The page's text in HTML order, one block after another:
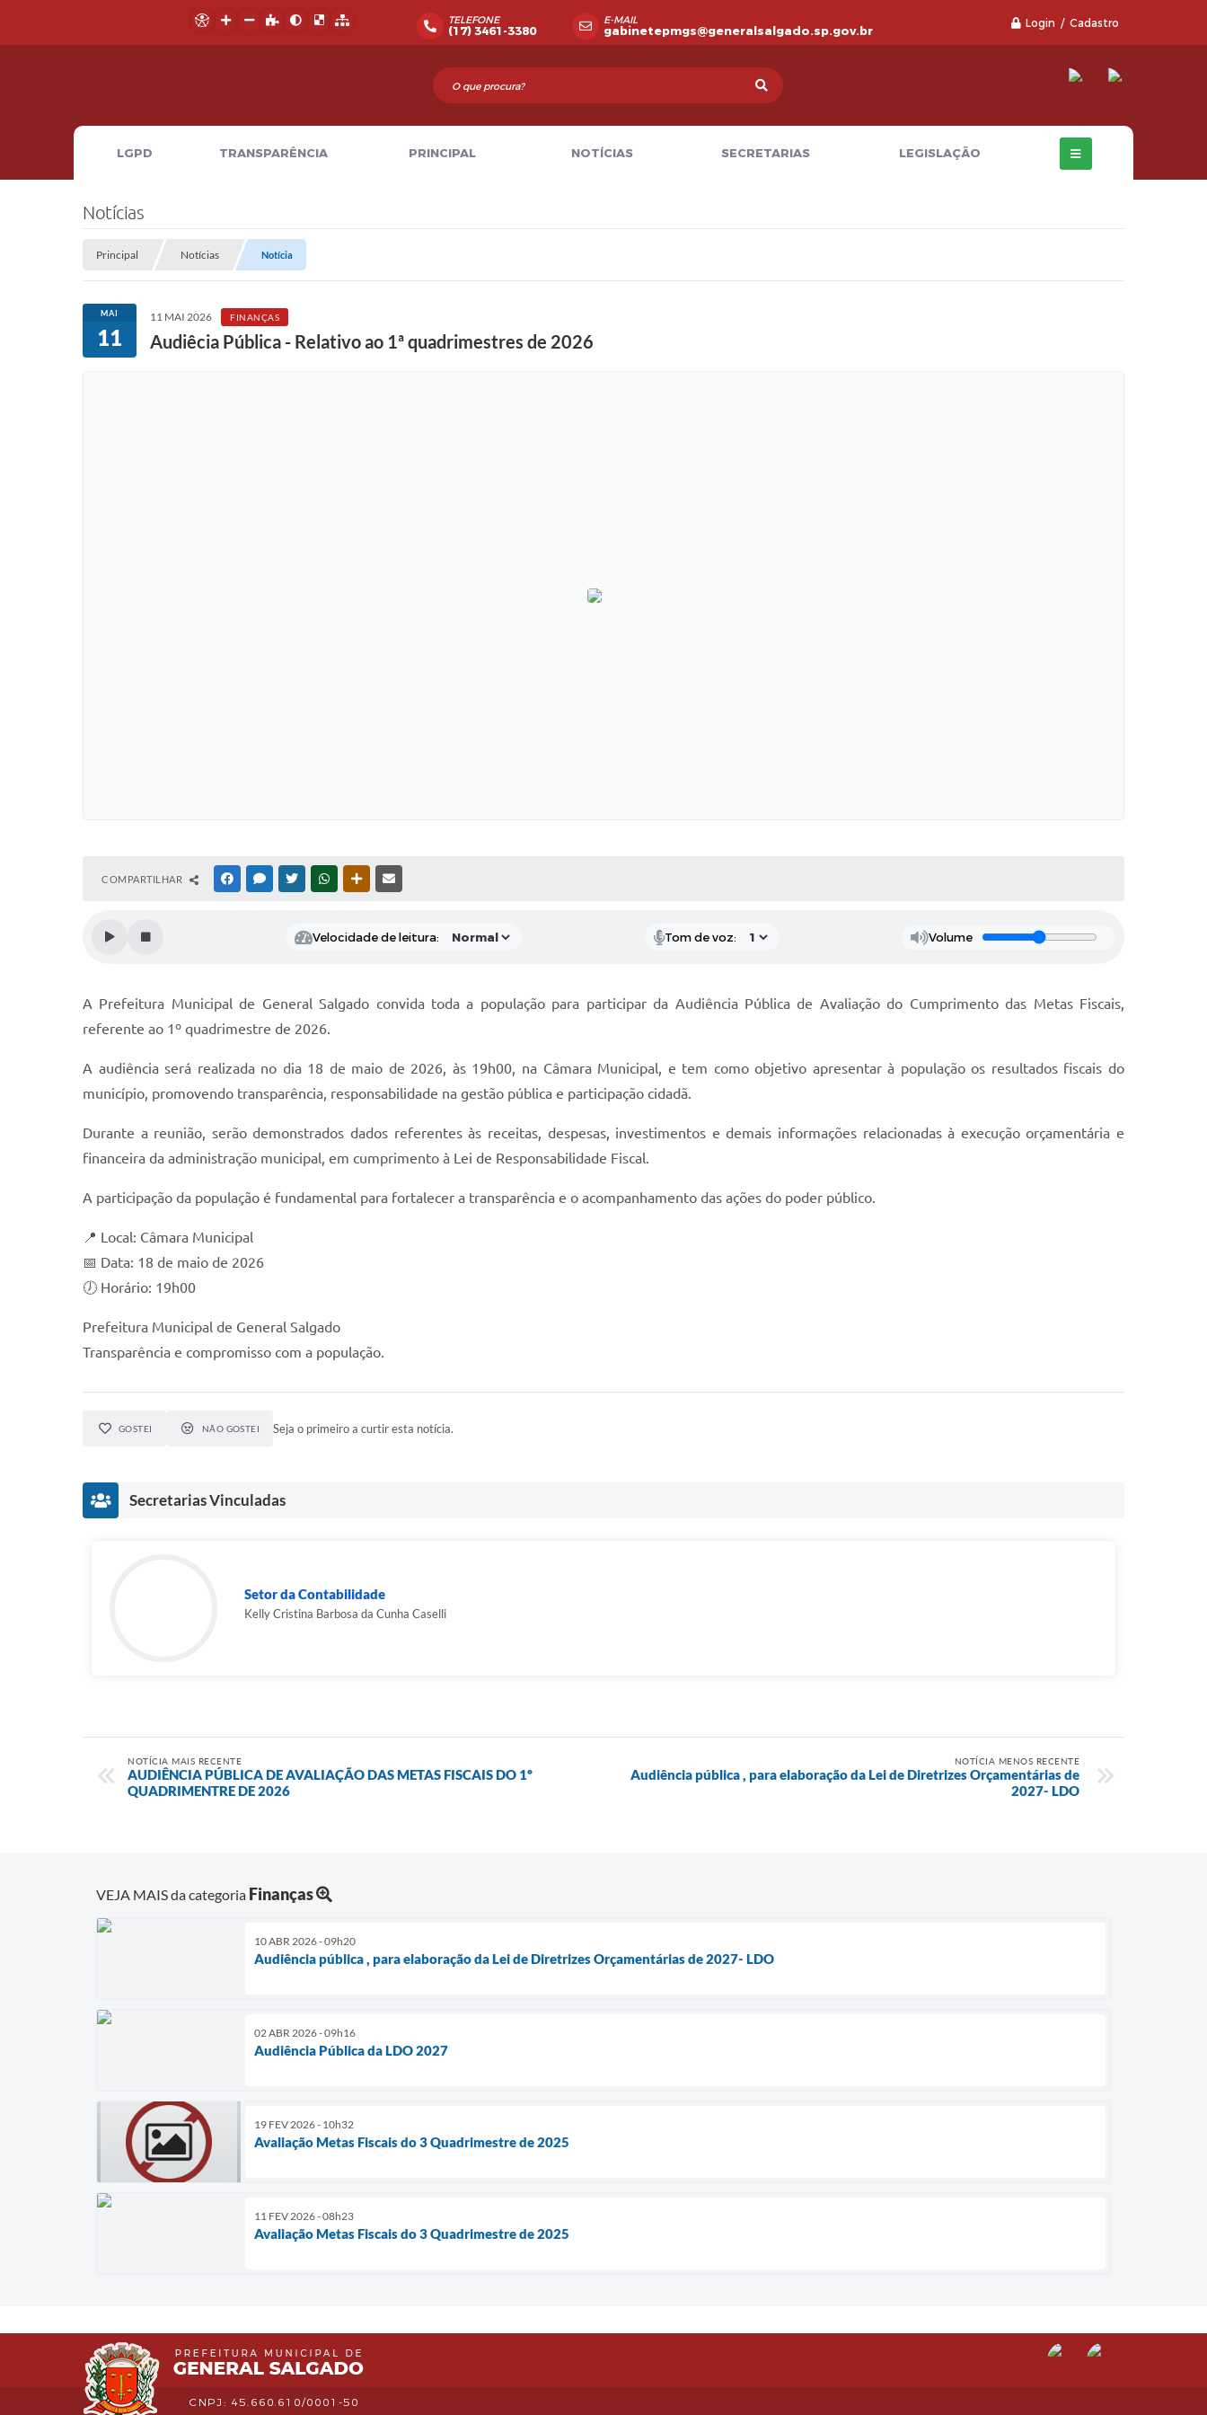
Login / Cadastro
TELEFONE
(17) 3461-3380
E-MAIL
gabinetepmgs@generalsalgado.sp.gov.br
LGPD TRANSPARÊNCIA PRINCIPAL NOTÍCIAS SECRETARIAS LEGISLAÇÃO
Notícias
Principal Notícias Notícia
MAI
11
11 MAI 2026 FINANÇAS
Audiêcia Pública - Relativo ao 1ª quadrimestres de 2026
COMPARTILHAR FACEBOOKMESSENGER
TWITTERWHATSAPPOUTRAS MÍDIAS
Velocidade de leitura: Tom de voz: Volume
A Prefeitura Municipal de General Salgado convida toda a população para participar da Audiência Pública de Avaliação do Cumprimento das Metas Fiscais,
referente ao 1º quadrimestre de 2026.
A audiência será realizada no dia 18 de maio de 2026, às 19h00, na Câmara Municipal, e tem como objetivo apresentar à população os resultados fiscais do
município, promovendo transparência, responsabilidade na gestão pública e participação cidadã.
Durante a reunião, serão demonstrados dados referentes às receitas, despesas, investimentos e demais informações relacionadas à execução orçamentária e
financeira da administração municipal, em cumprimento à Lei de Responsabilidade Fiscal.
A participação da população é fundamental para fortalecer a transparência e o acompanhamento das ações do poder público.
📍 Local: Câmara Municipal
📅 Data: 18 de maio de 2026
🕖 Horário: 19h00
Prefeitura Municipal de General Salgado
Transparência e compromisso com a população.
GOSTEI NÃO GOSTEI Seja o primeiro a curtir esta notícia.
Secretarias Vinculadas
Setor da Contabilidade
Kelly Cristina Barbosa da Cunha Caselli
NOTÍCIA MAIS RECENTE
AUDIÊNCIA PÚBLICA DE AVALIAÇÃO DAS METAS FISCAIS DO 1º
QUADRIMENTRE DE 2026
NOTÍCIA MENOS RECENTE
Audiência pública , para elaboração da Lei de Diretrizes Orçamentárias de
2027- LDO
VEJA MAIS da categoria Finanças
10 ABR 2026 - 09h20
Audiência pública , para elaboração da Lei de Diretrizes Orçamentárias de 2027- LDO
02 ABR 2026 - 09h16
Audiência Pública da LDO 2027
19 FEV 2026 - 10h32
Avaliação Metas Fiscais do 3 Quadrimestre de 2025
11 FEV 2026 - 08h23
Avaliação Metas Fiscais do 3 Quadrimestre de 2025
CNPJ: 45.660.610/0001-50